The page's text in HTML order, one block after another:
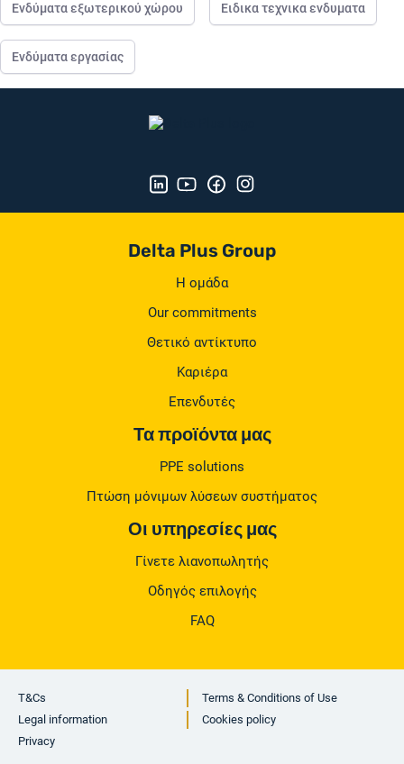
Ενδύματα εξωτερικού χώρου Ειδικα τεχνικα ενδυματα
Ενδύματα εργασίας
Delta Plus Group
Η ομάδα
Our commitments
Θετικό αντίκτυπο
Καριέρα
Επενδυτές
Τα προϊόντα μας
PPE solutions
Πτώση μόνιμων λύσεων συστήματος
Οι υπηρεσίες μας
Γίνετε λιανοπωλητής
Οδηγός επιλογής
FAQ
T&Cs
Terms & Conditions of Use
Legal information
Cookies policy
Privacy